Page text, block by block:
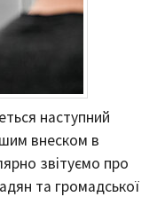
наступний
внеском в
звітуємо про
та громадської